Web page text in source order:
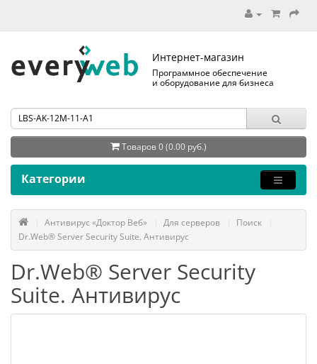
Интернет-магазин
Программное обеспечение
и оборудование для бизнеса
Товаров 0 (0.00 руб.)
Категории
Антивирус «Доктор Веб» Для серверов
Поиск
Dr.Web® Server Security Suite. Антивирус
Dr.Web® Server Security
Suite. Антивирус